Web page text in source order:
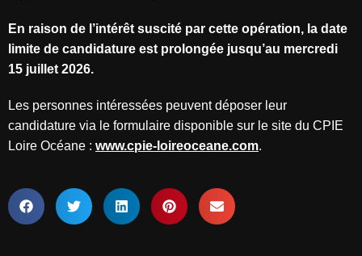
En raison de l’intérêt suscité par cette opération, la date
limite de candidature est prolongée jusqu’au mercredi
15 juillet 2026.
Les personnes intéressées peuvent déposer leur
candidature via le formulaire disponible sur le site du CPIE
Loire Océane : www.cpie-loireoceane.com.